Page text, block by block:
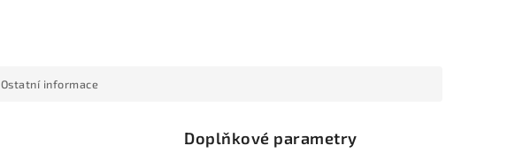
Ostatní informace
Doplňkové parametry